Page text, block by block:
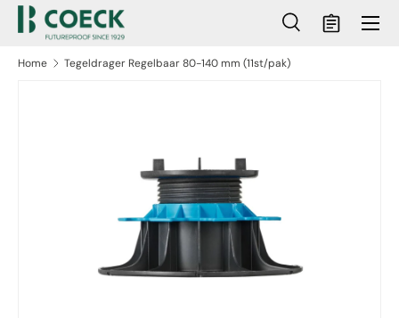
naar inhoud
Zoeken
ZoekenMandje
Menu
Home Tegeldrager Regelbaar 80-140 mm (11st/pak)